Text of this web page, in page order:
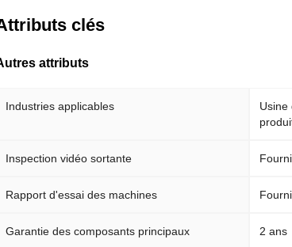
clés
attributs
Industries applicables
Usine
Inspection vidéo sortante Fourni
Rapport d'essai des machines Fourni
Garantie des composants principaux 2 ans